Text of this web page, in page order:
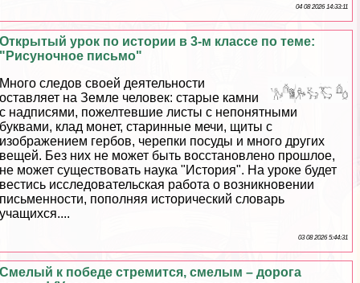
04 08 2026 14:33:11
Открытый урок по истории в 3-м классе по теме:
"Рисуночное письмо"
Много следов своей деятельности
оставляет на Земле человек: старые камни
с надписями, пожелтевшие листы с непонятными
буквами, клад монет, старинные мечи, щиты с
изображением гербов, черепки посуды и много других
вещей. Без них не может быть восстановлено прошлое,
не может существовать наука "История". На уроке будет
вестись исследовательская работа о возникновении
письменности, пополняя исторический словарь
учащихся....
03 08 2026 5:44:31
Смелый к победе стремится, смелым – дорога